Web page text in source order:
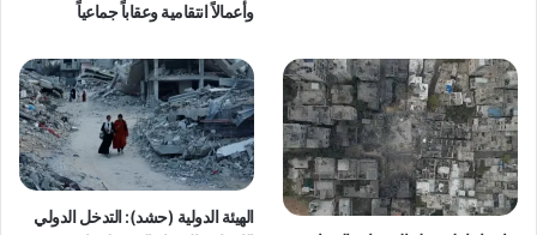
ح
ق
ا
ل
أ
ط
ف
وأعمالاً انتقامية وعقاباً جماعياً
الهيئة الدولية (حشد): التدخل الدولي